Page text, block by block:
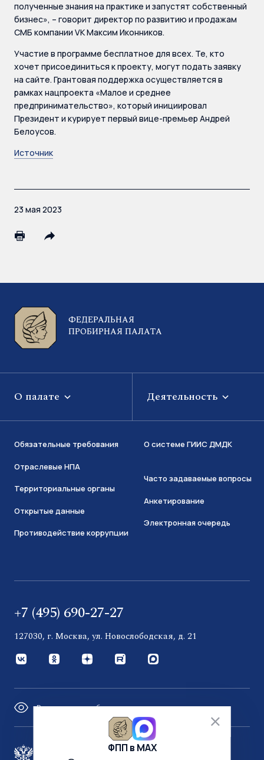
полученные знания на практике и запустят собственный
бизнес», – говорит директор по развитию и продажам
СМБ компании VK Максим Иконников.
Участие в программе бесплатное для всех. Те, кто
хочет присоединиться к проекту, могут подать заявку
на сайте. Грантовая поддержка осуществляется в
рамках нацпроекта «Малое и среднее
предпринимательство», который инициировал
Президент и курирует первый вице-премьер Андрей
Белоусов.
Источник
23 мая 2023
ФЕДЕРАЛЬНАЯ
ПРОБИРНАЯ ПАЛАТА
О палате Деятельность
Обязательные требования
Отраслевые НПА
Территориальные органы
Открытые данные
Противодействие коррупции
О системе ГИИС ДМДК
Часто задаваемые вопросы
Анкетирование
Электронная очередь
+7 (495) 690-27-27
127030, г. Москва, ул. Новослободская, д. 21
Версия для слабовидящих
Правительство России
ФПП в МАХ